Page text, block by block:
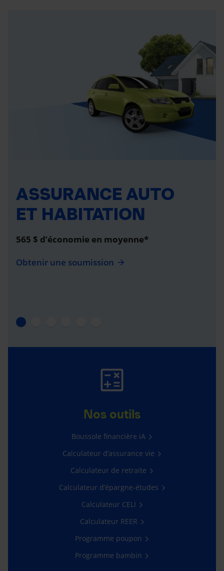
ASSURANCE AUTO
ET HABITATION
565 $ d’économie en moyenne*
Obtenir une soumission
Nos outils
Boussole financière iA
Calculateur d’assurance vie
Calculateur de retraite
Calculateur d’épargne-études
Calculateur CELI
Calculateur REER
Programme poupon
Programme bambin